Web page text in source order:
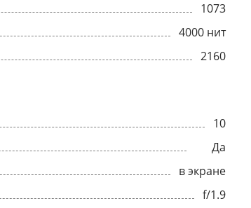
1073
4000 нит
2160
10
Да
в экране
f/1.9